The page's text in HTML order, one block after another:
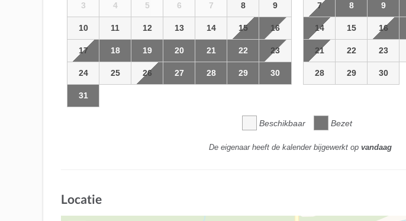
3 4 5 6 7 8 9
10 11 12 13 14 15 16
17 18 19 20 21 22 23
24 25 26 27 28 29 30
31
7 8 9
14 15 16
21 22 23
28 29 30
Beschikbaar Bezet
De eigenaar heeft de kalender bijgewerkt op vandaag
Locatie